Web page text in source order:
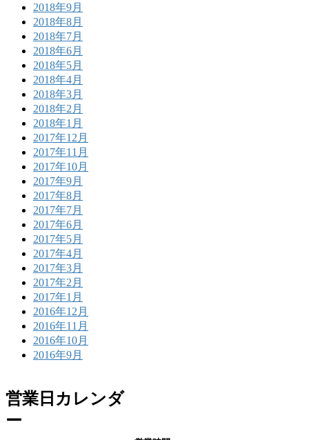
2018年9月
2018年8月
2018年7月
2018年6月
2018年5月
2018年4月
2018年3月
2018年2月
2018年1月
2017年12月
2017年11月
2017年10月
2017年9月
2017年8月
2017年7月
2017年6月
2017年5月
2017年4月
2017年3月
2017年2月
2017年1月
2016年12月
2016年11月
2016年10月
2016年9月
営業日カレンダ
ー